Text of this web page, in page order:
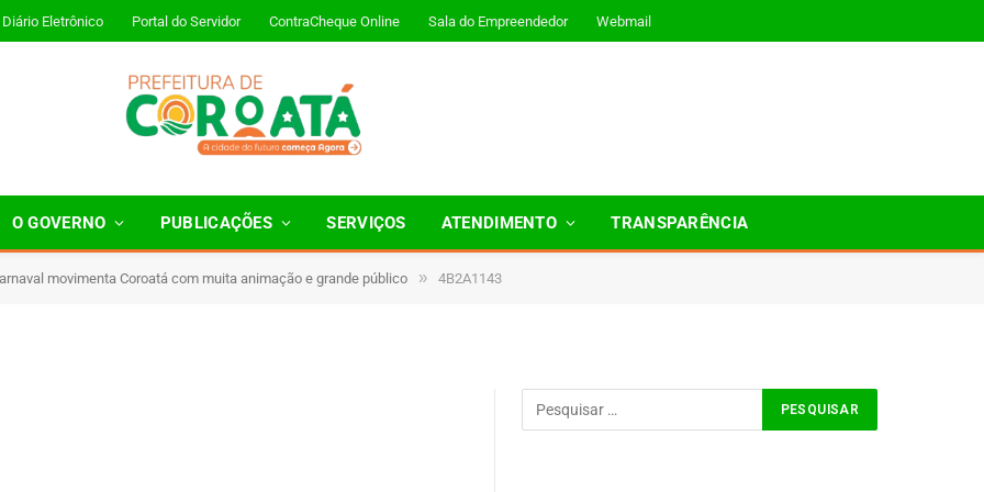
Diário Eletrônico Portal do Servidor ContraCheque Online Sala do Empreendedor Webmail
O GOVERNO PUBLICAÇÕES SERVIÇOS ATENDIMENTO TRANSPARÊNCIA
movimenta Coroatá com muita animação e grande público » 4B2A1143